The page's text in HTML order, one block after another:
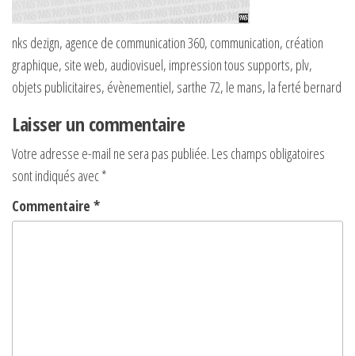
nks dezign, agence de communication 360, communication, création
graphique, site web, audiovisuel, impression tous supports, plv,
objets publicitaires, évènementiel, sarthe 72, le mans, la ferté bernard
Laisser un commentaire
Votre adresse e-mail ne sera pas publiée. Les champs obligatoires
sont indiqués avec*
Commentaire *